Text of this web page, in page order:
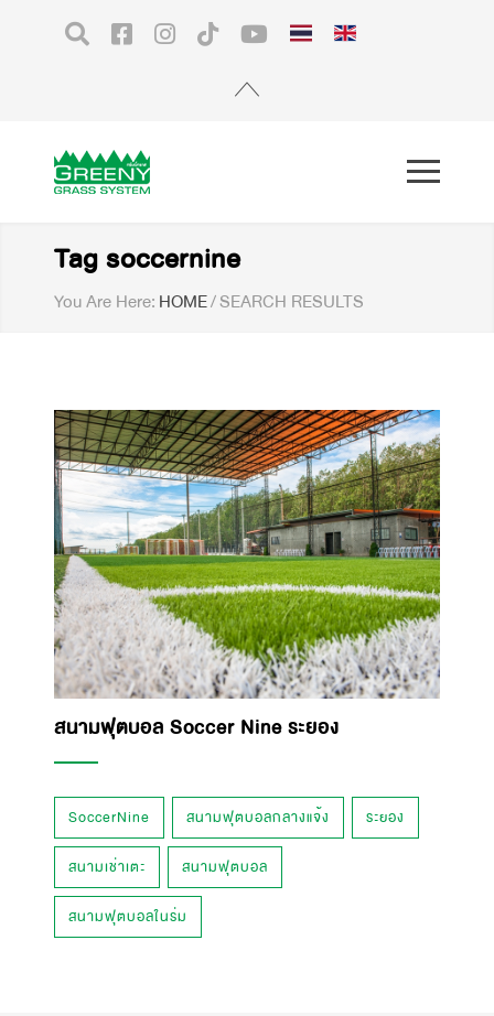
Tag soccernine
You Are Here: HOME/SEARCH RESULTS
สนามฟุตบอล Soccer Nine ระยอง
SoccerNine สนามฟุตบอลกลางแจ้ง ระยอง
สนามเช่าเตะ สนามฟุตบอล
สนามฟุตบอลในร่ม